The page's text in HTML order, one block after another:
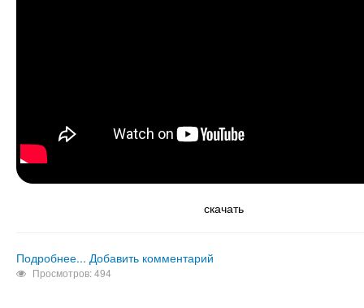
скачать
Подробнее... Добавить комментарий
Просмотров: 494